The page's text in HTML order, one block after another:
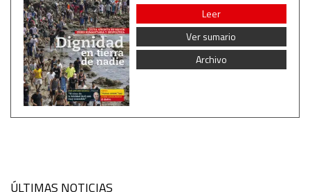
Leer
Ver sumario
Archivo
ÚLTIMAS NOTICIAS
Advertising